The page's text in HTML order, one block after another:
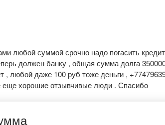
любой суммой срочно надо погасить
должен банку , общая сумма долга
, любой даже 100 руб тоже деньги ,
хорошие отзывчивые люди . Спасибо